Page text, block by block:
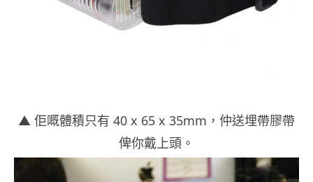
▲ 佢嘅體積只有 40 x 65 x 35mm，仲送埋帶膠帶
俾你戴上頭。